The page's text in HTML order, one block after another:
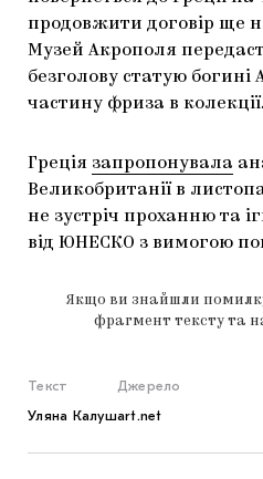
продовжити договір ще
Музей Акрополя
безголову статую богині
частину фриза в колекції.
Греція запропонувала
Великобританії в
не зустріч проханню та
від ЮНЕСКО з вимогою
Якщо ви знайшли
фрагмент тексту та
Текст
Уляна Калуш
Джерело
art.net